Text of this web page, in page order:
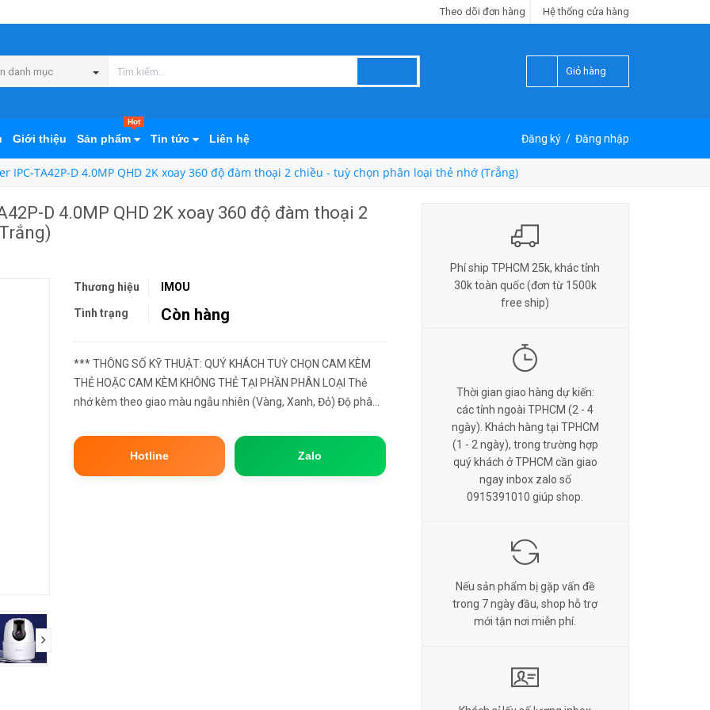
Hệ thống cửa hàng
Theo dõi đơn hàng
danh mục Giỏ hàng
Giới thiệu Sản phẩm
Hot
Tin tức Liên hệ Đăng ký / Đăng nhập
IPC-TA42P-D 4.0MP QHD 2K xoay 360 độ đàm thoại 2 chiều - tuỳ chọn phân loại thẻ nhớ (Trắng)
D 4.0MP QHD 2K xoay 360 độ đàm thoại 2
Thương hiệu IMOU
Tình trạng Còn hàng
*** THÔNG SỐ KỸ THUẬT: QUÝ KHÁCH TUỲ CHỌN CAM KÈM
THẺ HOẶC CAM KÈM KHÔNG THẺ TẠI PHẦN PHÂN LOẠI Thẻ
nhớ kèm theo giao màu ngẫu nhiên (Vàng, Xanh, Đỏ) Độ phân
đa 256GB Tầm nhìn xa...
Hotline
Zalo
Phí ship TPHCM 25k, khác tỉnh
30k toàn quốc (đơn từ 1500k
free ship)
Thời gian giao hàng dự kiến:
các tỉnh ngoài TPHCM (2 - 4
ngày). Khách hàng tại TPHCM
(1 - 2 ngày), trong trường hợp
quý khách ở TPHCM cần giao
ngay inbox zalo số
0915391010 giúp shop.
Nếu sản phẩm bị gặp vấn đề
trong 7 ngày đầu, shop hỗ trợ
mới tận nơi miễn phí.